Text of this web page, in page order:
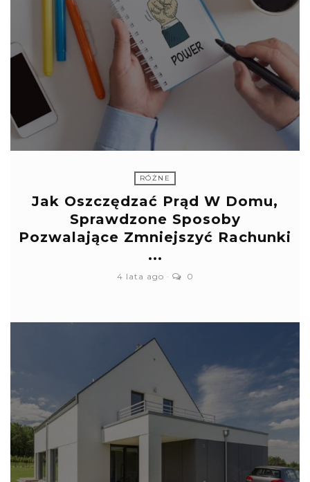
RÓŻNE
Jak Oszczędzać Prąd W Domu,
Sprawdzone Sposoby
Pozwalające Zmniejszyć Rachunki
...
4 lata ago 0